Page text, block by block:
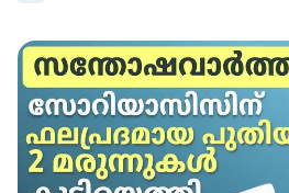
About
Research